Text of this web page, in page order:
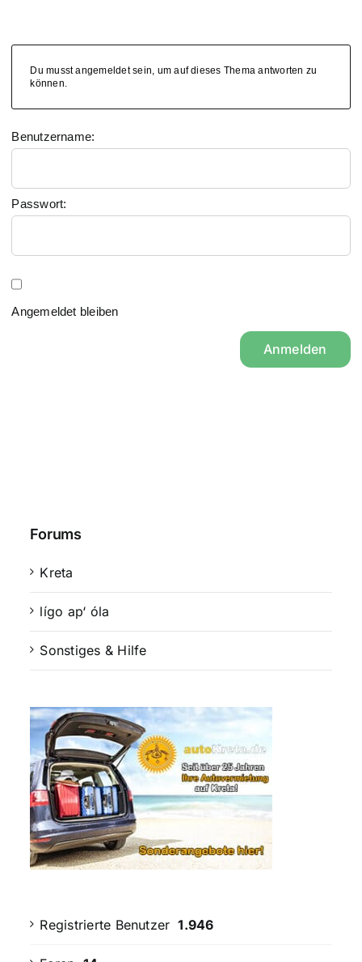
Du musst angemeldet sein, um auf dieses Thema antworten zu
können.
Benutzername:
Passwort:
Angemeldet bleiben
Anmelden
Forums
Kreta
lígo ap‘ óla
Sonstiges & Hilfe
Registrierte Benutzer 1.946